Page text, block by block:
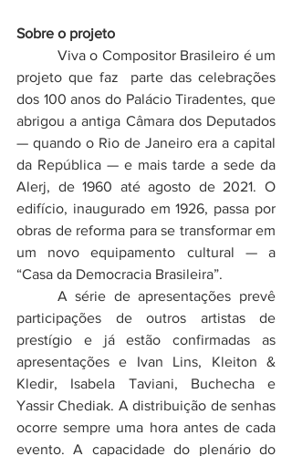
Sobre o projeto
projeto que faz  parte das celebrações
dos 100 anos do Palácio Tiradentes, que
abrigou a antiga Câmara dos Deputados
— quando o Rio de Janeiro era a capital
da República — e mais tarde a sede da
Alerj, de 1960 até agosto de 2021. O
edifício, inaugurado em 1926, passa por
obras de reforma para se transformar em
um novo equipamento cultural — a
“Casa da Democracia Brasileira”.
participações de outros artistas de
prestígio e já estão confirmadas as
apresentações e Ivan Lins, Kleiton &
Kledir, Isabela Taviani, Buchecha e
Yassir Chediak. A distribuição de senhas
ocorre sempre uma hora antes de cada
evento. A capacidade do plenário do